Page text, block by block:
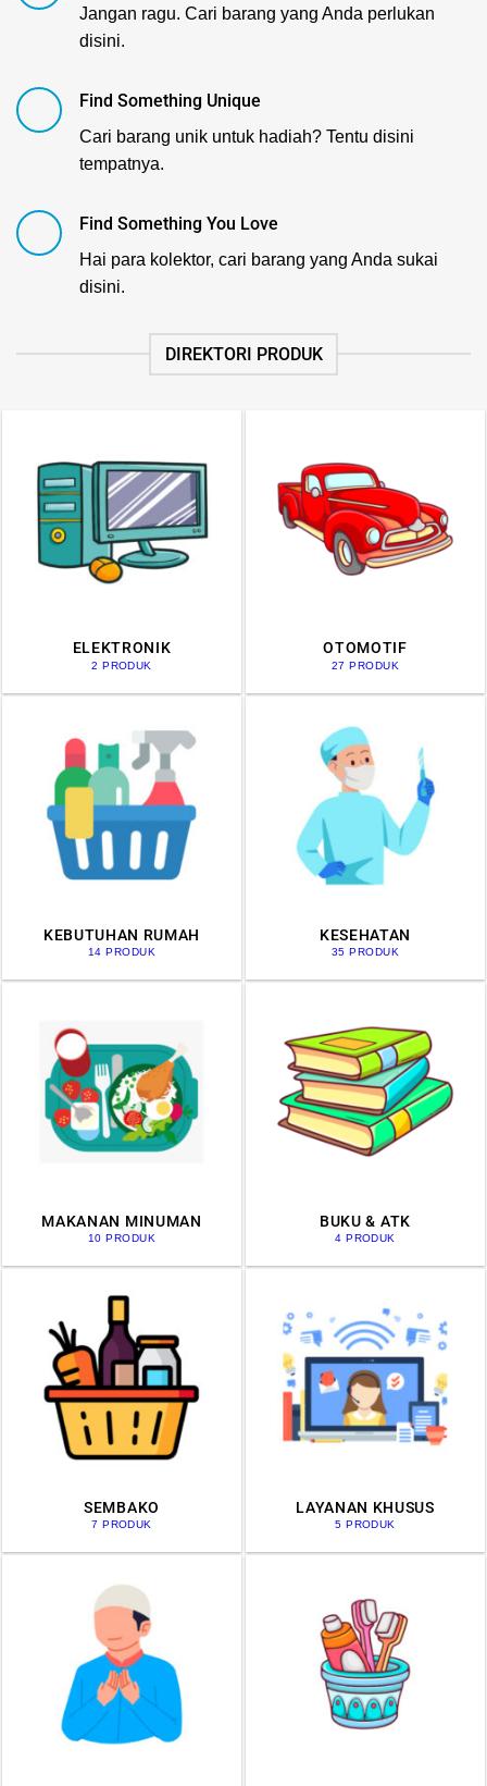
Jangan ragu. Cari barang yang Anda perlukan
disini.
Find Something Unique
Cari barang unik untuk hadiah? Tentu disini
tempatnya.
Find Something You Love
Hai para kolektor, cari barang yang Anda sukai
disini.
DIREKTORI PRODUK
ELEKTRONIK
2 PRODUK
OTOMOTIF
27 PRODUK
KEBUTUHAN RUMAH
14 PRODUK
KESEHATAN
35 PRODUK
MAKANAN MINUMAN
10 PRODUK
BUKU & ATK
4 PRODUK
SEMBAKO
7 PRODUK
LAYANAN KHUSUS
5 PRODUK